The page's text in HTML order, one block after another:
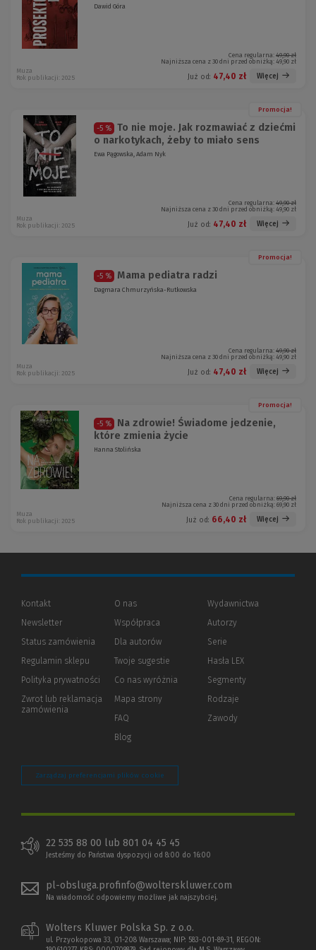
Dawid Góra
Cena regularna: 49,90 zł
Najniższa cena z 30 dni przed obniżką: 49,90 zł
Już od: 47,40 zł Więcej
Muza
Rok publikacji: 2025
Promocja!
-5 %
To nie moje. Jak rozmawiać z dziećmi
o narkotykach, żeby to miało sens
Ewa Pągowska, Adam Nyk
Cena regularna: 49,90 zł
Najniższa cena z 30 dni przed obniżką: 49,90 zł
Już od: 47,40 zł Więcej
Muza
Rok publikacji: 2025
Promocja!
-5 % Mama pediatra radzi
Dagmara Chmurzyńska-Rutkowska
Cena regularna: 49,90 zł
Najniższa cena z 30 dni przed obniżką: 49,90 zł
Już od: 47,40 zł Więcej
Muza
Rok publikacji: 2025
Promocja!
-5 %
Na zdrowie! Świadome jedzenie,
które zmienia życie
Hanna Stolińska
Cena regularna: 69,90 zł
Najniższa cena z 30 dni przed obniżką: 69,90 zł
Już od: 66,40 zł Więcej
Muza
Rok publikacji: 2025
Kontakt
Newsletter
Status zamówienia
Regulamin sklepu
Polityka prywatności (Nowe
(Link
innej
Zwrot lub reklamacja
zamówienia
O nas
Współpraca
Dla autorów(Nowe
(Link
innej
strony)
Twoje sugestie
Co nas wyróżnia
Mapa strony
FAQ
Blog
Wydawnictwa
Autorzy
Serie
Hasła LEX
Segmenty
Rodzaje
Zawody
Zarządzaj preferencjami plików cookie
22 535 88 00 lub 801 04 45 45
Jesteśmy do Państwa dyspozycji od 8:00 do 16:00
pl-obsluga.profinfo@wolterskluwer.com
Na wiadomość odpowiemy możliwe jak najszybciej.
Wolters Kluwer Polska Sp. z o.o.
ul. Przyokopowa 33, 01-208 Warszawa; NIP: 583-001-89-31, REGON: